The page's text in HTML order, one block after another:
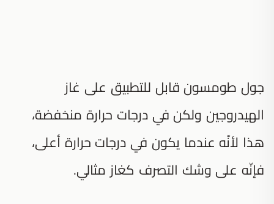
جول طومسون قابل للتطبيق على غاز
الهيدروجين ولكن في درجات حرارة منخفضة،
هذا لأنّه عندما يكون في درجات حرارة أعلى،
فإنّه على وشك التصرف كغاز مثالي.